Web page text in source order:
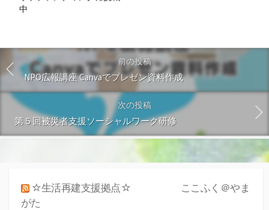
中
前の投稿
NPO広報講座 Canvaでプレゼン資料作成
次の投稿
第５回被災者支援ソーシャルワーク研修
☆生活再建支援拠点☆ ここふく＠やま
がた